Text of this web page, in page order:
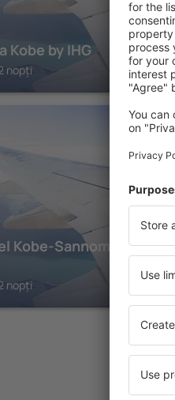
Kobe by IHG
nopți
Kobe-Sannomiya
nopți